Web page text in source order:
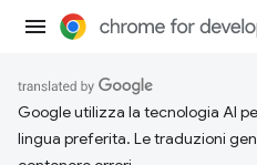
Google utilizza la tecnologia AI
lingua preferita. Le traduzioni